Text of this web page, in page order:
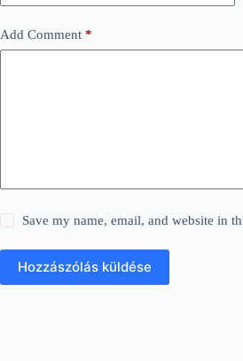
Add Comment *
Save my name, email, and website in
Hozzászólás küldése